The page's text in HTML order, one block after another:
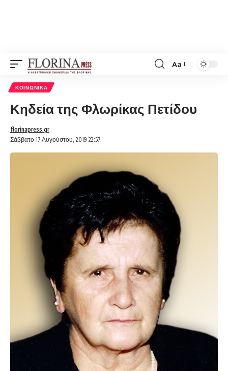
Font
Aa
ΚΟΙΝΩΝΙΚΆ
Κηδεία της Φλωρίκας Πετίδου
Σάββατο 17 Αυγούστου, 2019 22:57
florinapress.gr